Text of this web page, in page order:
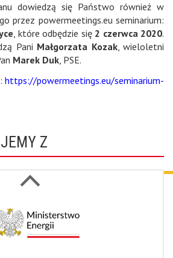
dowiedzą się Państwo również w
przez powermeetings.eu seminarium:
, które odbędzie się 2 czerwca 2020.
Pani Małgorzata Kozak, wieloletni
Marek Duk, PSE.
https://powermeetings.eu/seminarium-
Z